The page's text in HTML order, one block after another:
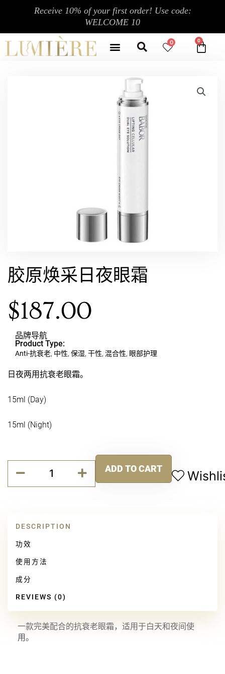
Receive 10% of your first order! Use code:
WELCOME 10
MenuSearch
0
胶原焕采日夜眼霜
$187.00
品牌导航
Product Type:
Anti-抗衰老, 中性, 保湿, 干性, 混合性, 眼部护理
日夜两用抗衰老眼霜。
15ml (Day)
15ml (Night)
胶
眼
ADD TO CART
DESCRIPTION
功效
使用方法
成分
REVIEWS (0)
一款完美配合的抗衰老眼霜，适用于白天和夜间使
用。